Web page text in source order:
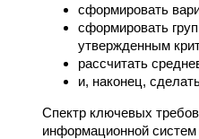
сформировать
сформировать
утвержденным
рассчитать
и, наконец,
Спектр ключевых
информационной